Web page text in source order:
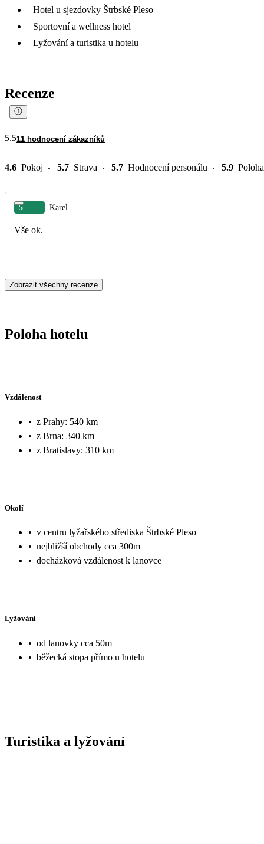
Hotel u sjezdovky Štrbské Pleso
Sportovní a wellness hotel
Lyžování a turistika u hotelu
Recenze
5.511 hodnocení zákazníků
4.6 Pokoj 5.7 Strava 5.7 Hodnocení personálu 5.9 Poloha
5 Karel
Vše ok.
Zobrazit všechny recenze
Poloha hotelu
Vzdálenost
• z Prahy: 540 km
• z Brna: 340 km
• z Bratislavy: 310 km
Okolí
• v centru lyžařského střediska Štrbské Pleso
• nejbližší obchody cca 300m
• docházková vzdálenost k lanovce
Lyžování
• od lanovky cca 50m
• běžecká stopa přímo u hotelu
Turistika a lyžování